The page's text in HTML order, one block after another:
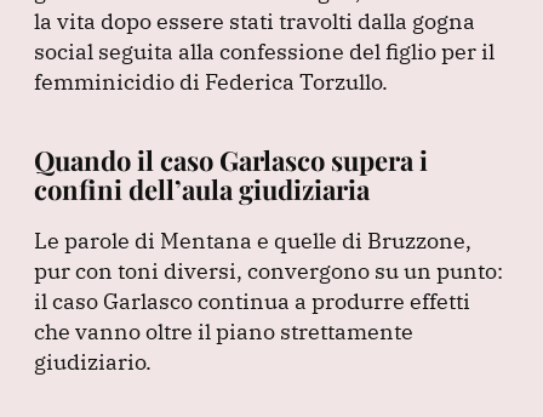
la vita dopo essere stati travolti dalla gogna
social seguita alla confessione del figlio per il
femminicidio di Federica Torzullo.
Quando il caso Garlasco supera i
confini dell’aula giudiziaria
Le parole di Mentana e quelle di Bruzzone,
pur con toni diversi, convergono su un punto:
il caso Garlasco continua a produrre effetti
che vanno oltre il piano strettamente
giudiziario.